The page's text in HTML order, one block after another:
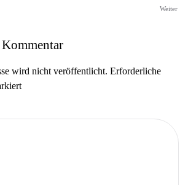
Weiter
wird nicht veröffentlicht. Erforderliche